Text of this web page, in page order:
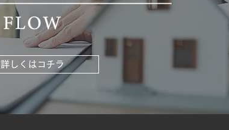
詳しくはコチラ